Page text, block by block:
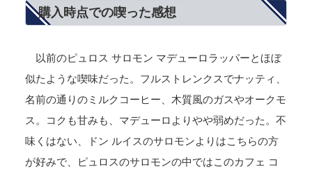
購入時点での喫った感想
以前のピュロス サロモン マデューロラッパーとほぼ
似たような喫味だった。フルストレンクスでナッティ、
名前の通りのミルクコーヒー、木質風のガスやオークモ
ス。コクも甘みも、マデューロよりやや弱めだった。不
味くはない、ドン ルイスのサロモンよりはこちらの方
が好みで、ピュロスのサロモンの中ではこのカフェ コ